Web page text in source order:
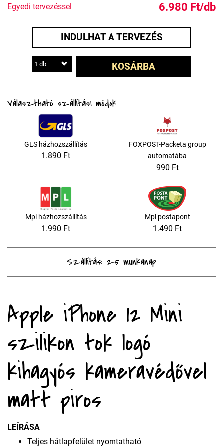
Egyedi tervezéssel 6.980 Ft/db
INDULHAT A TERVEZÉS
1 db KOSÁRBA
Választható szállítási módok
GLS házhozszállítás
1.890 Ft
FOXPOST-Packeta group
automatába
990 Ft
Mpl házhozszállítás
1.990 Ft
Mpl postapont
1.490 Ft
Szállítás: 2-5 munkanap
Apple iPhone 12 Mini
szilikon tok logó
kihagyós kameravédővel
matt piros
LEÍRÁSA
Teljes hátlapfelület nyomtatható